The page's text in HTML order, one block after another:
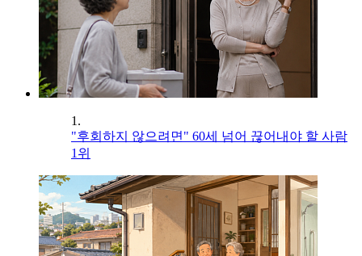
1.
"후회하지 않으려면" 60세 넘어 끊어내야 할 사람
1위